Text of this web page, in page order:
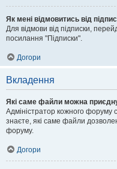
Як мені відмовитись від
Для відмови від підписки,
посилання "Підписки".
Догори
Вкладення
Які саме файли можна
Адміністратор кожного
знаєте, які саме файли
форуму.
Догори